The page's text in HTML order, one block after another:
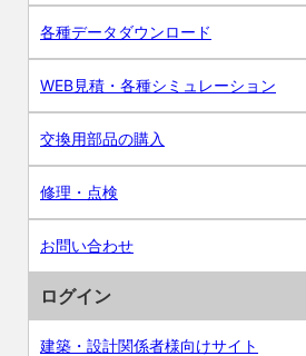
各種データダウンロード
WEB見積・各種シミュレーション
交換用部品の購入
修理・点検
お問い合わせ
ログイン
建築・設計関係者様向けサイト